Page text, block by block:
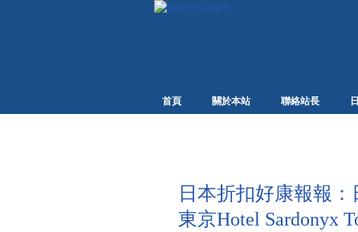
首頁 關於本站 聯絡站長
日本折扣好康報報
東京Hotel Sardonyx